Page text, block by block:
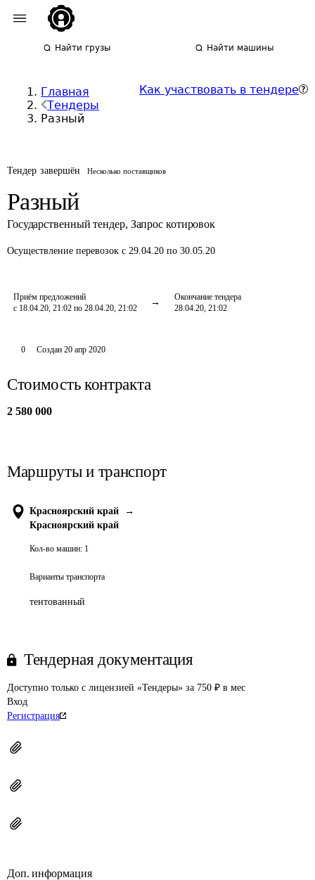
Найти грузы Найти машины
Главная
Тендеры
Разный
Как участвовать в тендере
Тендер завершён Несколько поставщиков
Разный
Государственный тендер, Запрос котировок
Осуществление перевозок с 29.04.20 по 30.05.20
Приём предложений
с 18.04.20, 21:02 по 28.04.20, 21:02
Окончание тендера
28.04.20, 21:02
0 Создан 20 апр 2020
Стоимость контракта
2 580 000
Маршруты и транспорт
Красноярский край
→
Красноярский край
Кол-во машин: 1
Варианты транспорта
тентованный
Тендерная документация
Доступно только с лицензией «Тендеры» за 750 ₽ в мес
Вход
Регистрация
Доп. информация